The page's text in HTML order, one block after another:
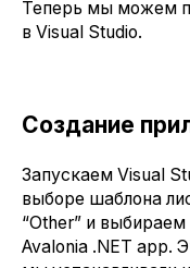
Теперь мы можем
в Visual Studio.
Создание
Запускаем Visual
выборе шаблона
“Other” и
Avalonia .NET app.